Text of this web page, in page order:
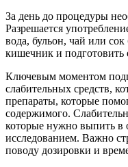
За день до процедуры
Разрешается
вода, бульон, чай или
кишечник и подготовить
Ключевым моментом
слабительных средств,
препараты, которые
содержимого.
которые нужно выпить в
исследованием. Важно
поводу дозировки и